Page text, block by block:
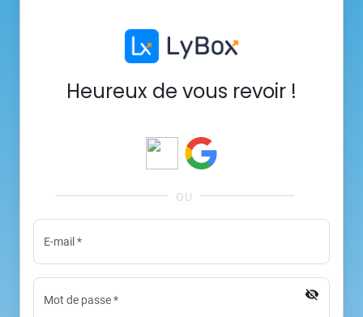
Heureux de vous revoir !
E-mail *
Mot de passe* visibility_off